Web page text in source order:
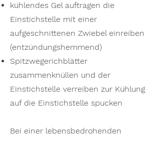
kühlendes Gel auftragen die
Einstichstelle mit einer
aufgeschnittenen Zwiebel einreiben
(entzündungshemmend)
Spitzwegerichblätter
zusammenknüllen und der
Einstichstelle verreiben zur Kühlung
auf die Einstichstelle spucken
Bei einer lebensbedrohenden